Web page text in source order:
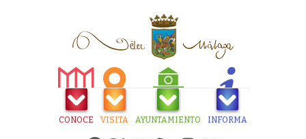
CONOCE VISITA AYUNTAMIENTO INFORMA